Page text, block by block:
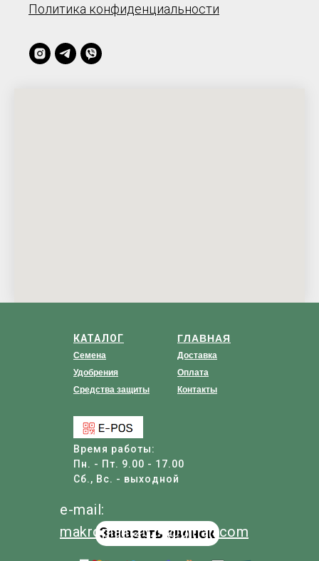
Политика конфиденциальности
ГЛАВНАЯ
Доставка
Оплата
Контакты
Время работы:
Пн. - Пт. 9.00 - 17.00
Сб., Вс. - выходной
КАТАЛОГ
Семена
Удобрения
Средства защиты
Заказать звонок
e-mail:
makroplant2024 @gmail .com